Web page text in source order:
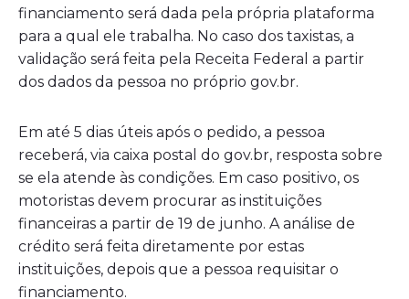
financiamento será dada pela própria plataforma
para a qual ele trabalha. No caso dos taxistas, a
validação será feita pela Receita Federal a partir
dos dados da pessoa no próprio gov.br.
Em até 5 dias úteis após o pedido, a pessoa
receberá, via caixa postal do gov.br, resposta sobre
se ela atende às condições. Em caso positivo, os
motoristas devem procurar as instituições
financeiras a partir de 19 de junho. A análise de
crédito será feita diretamente por estas
instituições, depois que a pessoa requisitar o
financiamento.